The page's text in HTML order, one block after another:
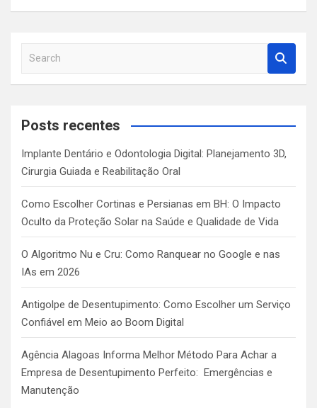
a
c
Posts recentes
Implante Dentário e Odontologia Digital: Planejamento 3D,
Cirurgia Guiada e Reabilitação Oral
Como Escolher Cortinas e Persianas em BH: O Impacto
Oculto da Proteção Solar na Saúde e Qualidade de Vida
O Algoritmo Nu e Cru: Como Ranquear no Google e nas
IAs em 2026
Antigolpe de Desentupimento: Como Escolher um Serviço
Confiável em Meio ao Boom Digital
Agência Alagoas Informa Melhor Método Para Achar a
Empresa de Desentupimento Perfeito: Emergências e
Manutenção